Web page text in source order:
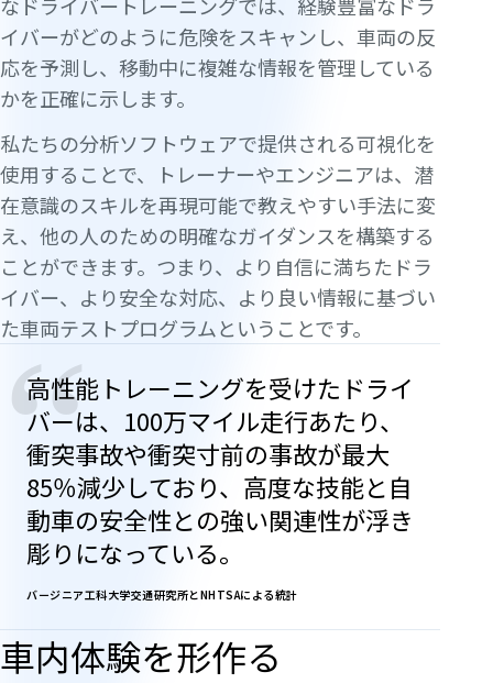
なドライバートレーニングでは、経験豊富なドラ
イバーがどのように危険をスキャンし、車両の反
応を予測し、移動中に複雑な情報を管理している
かを正確に示します。
私たちの分析ソフトウェアで提供される可視化を
使用することで、トレーナーやエンジニアは、潜
在意識のスキルを再現可能で教えやすい手法に変
え、他の人のための明確なガイダンスを構築する
ことができます。つまり、より自信に満ちたドラ
イバー、より安全な対応、より良い情報に基づい
た車両テストプログラムということです。
“
高性能トレーニングを受けたドライ
バーは、100万マイル走行あたり、
衝突事故や衝突寸前の事故が最大
85％減少しており、高度な技能と自
動車の安全性との強い関連性が浮き
彫りになっている。
バージニア工科大学交通研究所とNHTSAによる統計
車内体験を形作る